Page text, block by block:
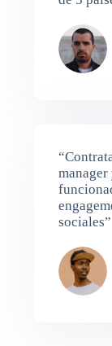
sociales”